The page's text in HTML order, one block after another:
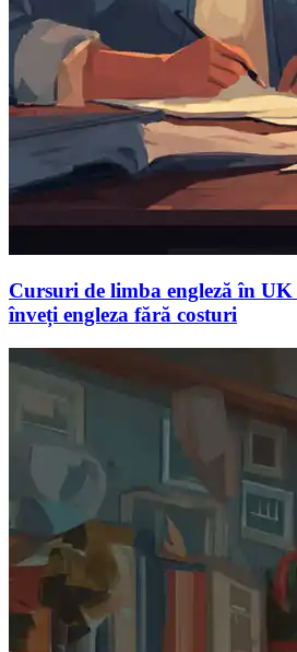
Cursuri de limba engleză în
înveți engleza fără costuri